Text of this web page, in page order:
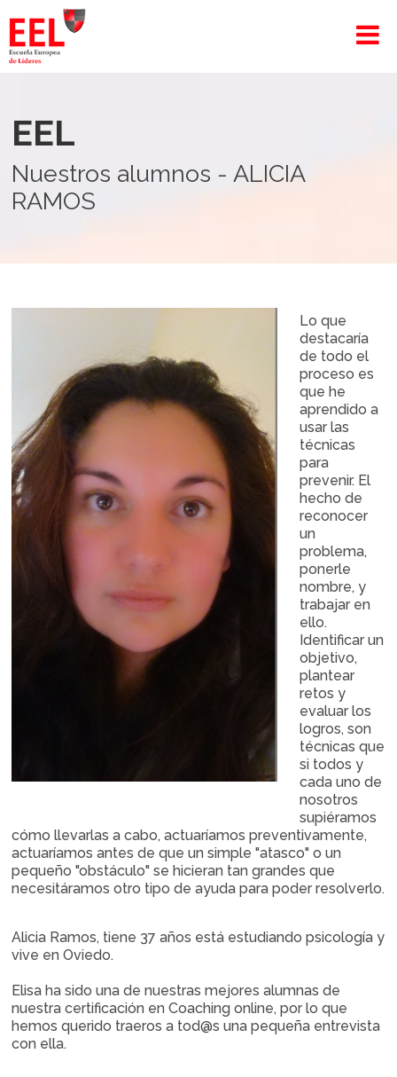
EEL
Nuestros alumnos - ALICIA
RAMOS
Lo que
destacaría
de todo el
proceso es
que he
aprendido a
usar las
técnicas
para
prevenir. El
hecho de
reconocer
un
problema,
ponerle
nombre, y
trabajar en
ello.
Identificar un
objetivo,
plantear
retos y
evaluar los
logros, son
técnicas que
si todos y
cada uno de
nosotros
supiéramos
cómo llevarlas a cabo, actuaríamos preventivamente,
actuaríamos antes de que un simple "atasco" o un
pequeño "obstáculo" se hicieran tan grandes que
necesitáramos otro tipo de ayuda para poder resolverlo.
Alicia Ramos, tiene 37 años está estudiando psicología y
vive en Oviedo.
Elisa ha sido una de nuestras mejores alumnas de
nuestra certificación en Coaching online, por lo que
hemos querido traeros a tod@s una pequeña entrevista
con ella.